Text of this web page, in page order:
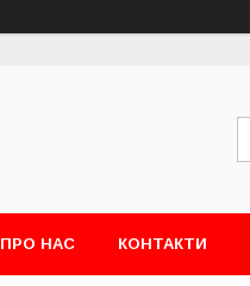
ПРО НАС КОНТАКТИ